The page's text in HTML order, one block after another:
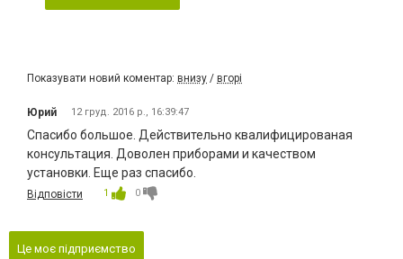
Показувати новий коментар: внизу / вгорі
Юрий 12 груд. 2016 р., 16:39:47
Спасибо большое. Действительно квалифицированая
консультация. Доволен приборами и качеством
установки. Еще раз спасибо.
Відповісти 1 0
Це моє підприємство